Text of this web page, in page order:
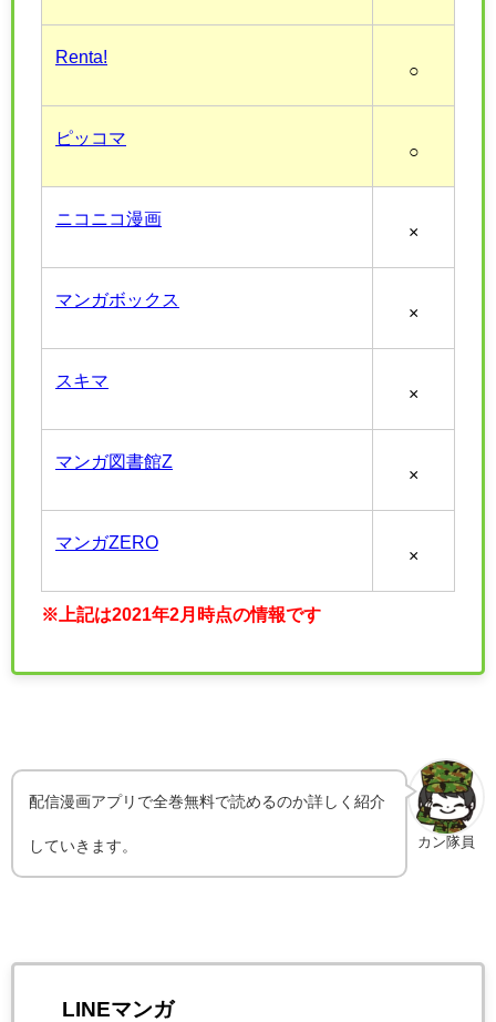
Renta!
○
ピッコマ
○
ニコニコ漫画
×
マンガボックス
×
スキマ
×
マンガ図書館Z
×
マンガZERO
×
※上記は2021年2月時点の情報です
カン隊員
配信漫画アプリで全巻無料で読めるのか詳しく紹介
していきます。
LINEマンガ